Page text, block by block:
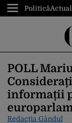
Politică
POLL
informații
Redacția Gândul